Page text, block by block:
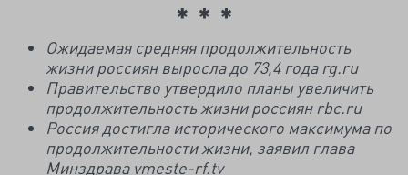
Ожидаемая средняя продолжительность
жизни россиян выросла до 73,4 года rg.ru
Правительство утвердило планы увеличить
продолжительность жизни россиян rbc.ru
Россия достигла исторического максимума по
продолжительности жизни, заявил глава
Минздрава vmeste-rf.tv